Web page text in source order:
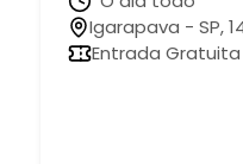
Igarapava - SP,
Entrada Gratuita